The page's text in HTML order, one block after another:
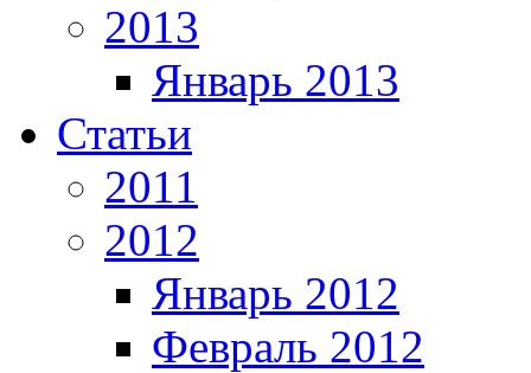
2013
Январь 2013
Статьи
2011
2012
Январь 2012
Февраль 2012